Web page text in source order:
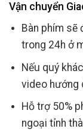
Vận chuyển
Bàn phím sẽ
trong 24h ở
Nếu quý
video hướng
Hỗ trợ 50%
ngoại tỉnh